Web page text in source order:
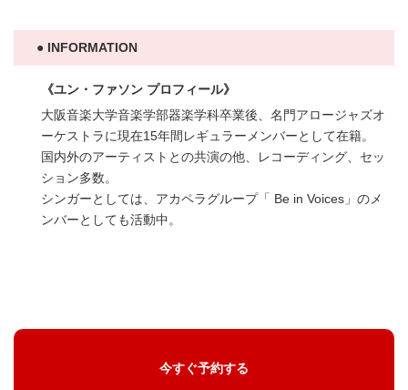
INFORMATION
《ユン・ファソン プロフィール》
大阪音楽大学音楽学部器楽学科卒業後、名門アロージャズオ
ーケストラに現在15年間レギュラーメンバーとして在籍。
国内外のアーティストとの共演の他、レコーディング、セッ
ション多数。
シンガーとしては、アカペラグループ「 Be in Voices」のメ
ンバーとしても活動中。
今すぐ予約する